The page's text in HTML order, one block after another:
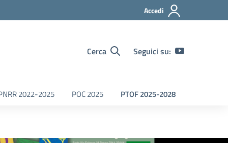
Accedi
Cerca Seguici su:
2022-2025 POC 2025 PTOF 2025-2028